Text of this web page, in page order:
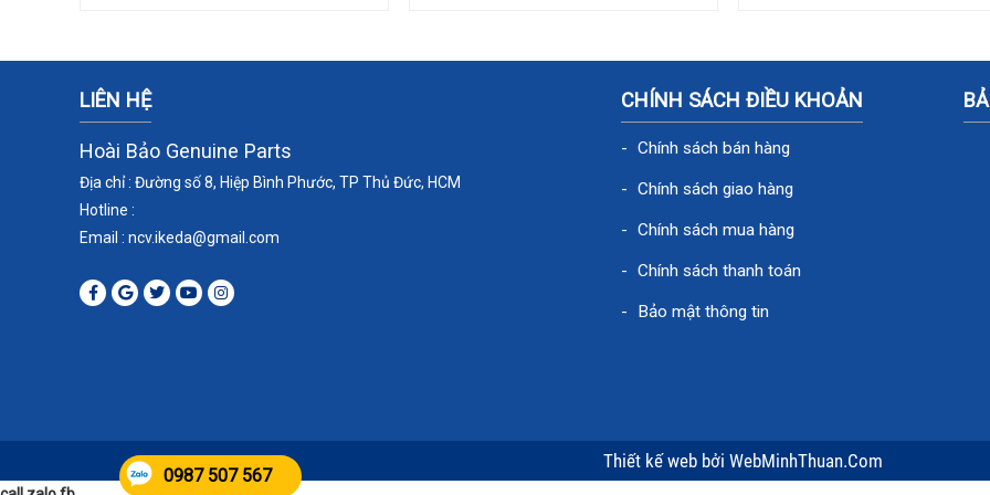
LIÊN HỆ
Hoài Bảo Genuine Parts
Địa chỉ : Đường số 8, Hiệp Bình Phước, TP Thủ Đức, HCM
Hotline :
Email : ncv.ikeda@gmail.com
CHÍNH SÁCH ĐIỀU KHOẢN
Chính sách bán hàng
Chính sách giao hàng
Chính sách mua hàng
Chính sách thanh toán
Bảo mật thông tin
Thiết kế web bởi WebMinhThuan.Com
0987 507 567